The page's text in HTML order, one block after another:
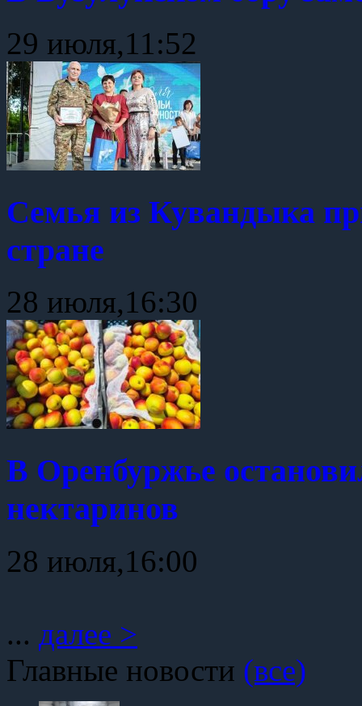
29 июля,11:52
Семья из Кувандыка
стране
28 июля,16:30
В Оренбуржье
нектаринов
28 июля,16:00
... далее >
Главные новости (все)